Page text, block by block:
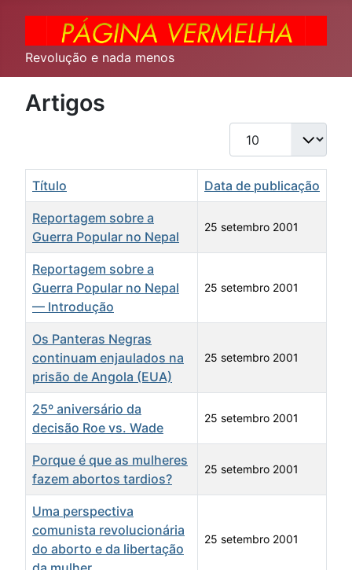
Revolução e nada menos
Artigos
Qtd. a exibir
Título Data de publicação
Reportagem sobre a
Guerra Popular no Nepal
25 setembro 2001
Reportagem sobre a
Guerra Popular no Nepal
— Introdução
25 setembro 2001
Os Panteras Negras
continuam enjaulados na
prisão de Angola (EUA)
25 setembro 2001
25º aniversário da
decisão Roe vs. Wade
25 setembro 2001
Porque é que as mulheres
fazem abortos tardios?
25 setembro 2001
Uma perspectiva
comunista revolucionária
do aborto e da libertação
25 setembro 2001